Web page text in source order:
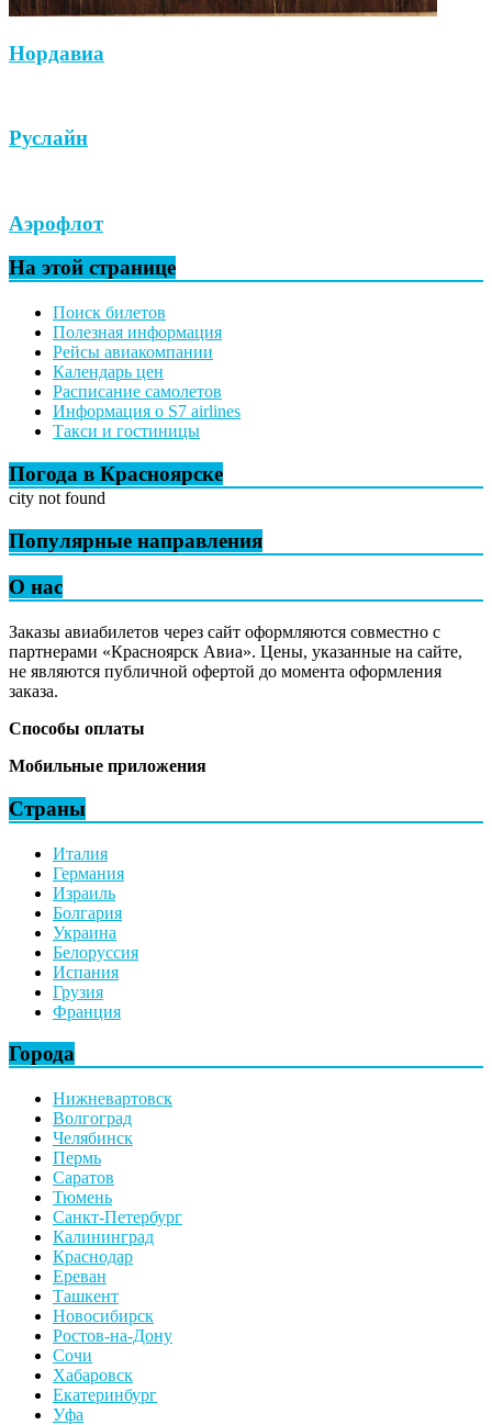
Нордавиа
Руслайн
Аэрофлот
На этой странице
Поиск билетов
Полезная информация
Рейсы авиакомпании
Календарь цен
Расписание самолетов
Информация о S7 airlines
Такси и гостиницы
Погода в Красноярске
city not found
Популярные направления
О нас
Заказы авиабилетов через сайт оформляются совместно с
партнерами «Красноярск Авиа». Цены, указанные на сайте,
не являются публичной офертой до момента оформления
заказа.
Способы оплаты
Мобильные приложения
Страны
Италия
Германия
Израиль
Болгария
Украина
Белоруссия
Испания
Грузия
Франция
Города
Нижневартовск
Волгоград
Челябинск
Пермь
Саратов
Тюмень
Санкт-Петербург
Калининград
Краснодар
Ереван
Ташкент
Новосибирск
Ростов-на-Дону
Сочи
Хабаровск
Екатеринбург
Уфа